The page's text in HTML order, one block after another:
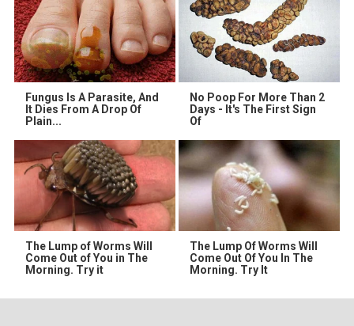
Fungus Is A Parasite, And
It Dies From A Drop Of
Plain...
No Poop For More Than 2
Days - It's The First Sign
Of
The Lump of Worms Will
Come Out of You in The
Morning. Try it
The Lump Of Worms Will
Come Out Of You In The
Morning. Try It